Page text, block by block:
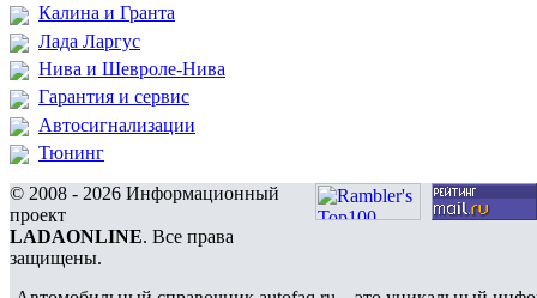
Калина и Гранта
Лада Ларгус
Нива и Шевроле-Нива
Гарантия и сервис
Автосигнализации
Тюнинг
© 2008 - 2026 Информационный
проект
LADAONLINE. Все права
защищены.